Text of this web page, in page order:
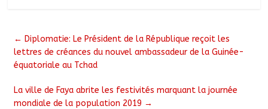
← Diplomatie: Le Président de la République reçoit les
lettres de créances du nouvel ambassadeur de la Guinée-
équatoriale au Tchad
La ville de Faya abrite les festivités marquant la journée
mondiale de la population 2019 →